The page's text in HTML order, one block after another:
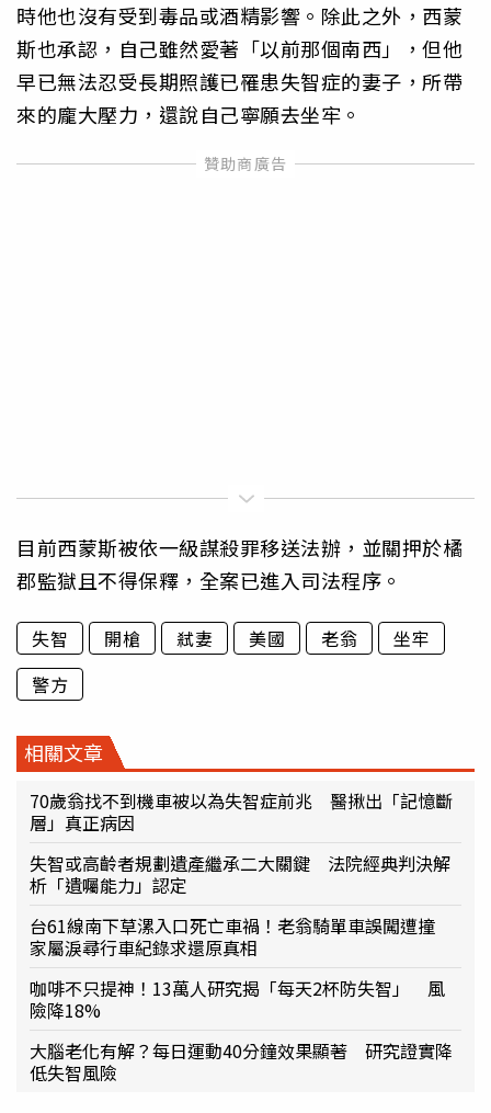
時他也沒有受到毒品或酒精影響。除此之外，西蒙
斯也承認，自己雖然愛著「以前那個南西」，但他
早已無法忍受長期照護已罹患失智症的妻子，所帶
來的龐大壓力，還說自己寧願去坐牢。
目前西蒙斯被依一級謀殺罪移送法辦，並關押於橘
郡監獄且不得保釋，全案已進入司法程序。
失智 開槍 弒妻 美國 老翁
坐牢
警方
相關文章
70歲翁找不到機車被以為失智症前兆 醫揪出「記憶斷
層」真正病因
失智或高齡者規劃遺產繼承二大關鍵 法院經典判決解
析「遺囑能力」認定
台61線南下草漯入口死亡車禍！老翁騎單車誤闖遭撞
家屬淚尋行車紀錄求還原真相
咖啡不只提神！13萬人研究揭「每天2杯防失智」 風
險降18%
大腦老化有解？每日運動40分鐘效果顯著 研究證實降
低失智風險